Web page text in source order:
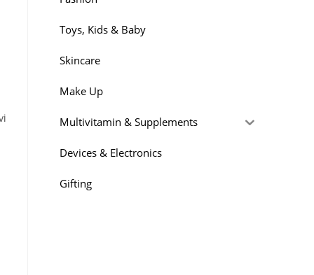
Toys, Kids & Baby
Skincare
Make Up
Multivitamin & Supplements
Devices & Electronics
Gifting